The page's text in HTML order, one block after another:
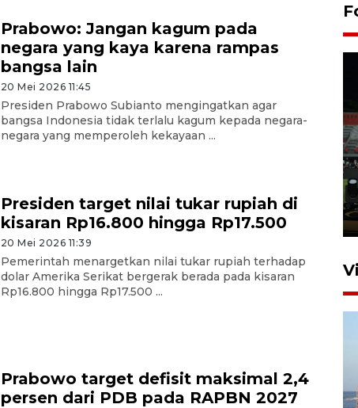
Prabowo: Jangan kagum pada
negara yang kaya karena rampas
bangsa lain
20 Mei 2026 11:45
Presiden Prabowo Subianto mengingatkan agar
bangsa Indonesia tidak terlalu kagum kepada negara-
negara yang memperoleh kekayaan ...
Presiden target nilai tukar rupiah di
kisaran Rp16.800 hingga Rp17.500
20 Mei 2026 11:39
Pemerintah menargetkan nilai tukar rupiah terhadap
dolar Amerika Serikat bergerak berada pada kisaran
Rp16.800 hingga Rp17.500 ...
Prabowo target defisit maksimal 2,4
persen dari PDB pada RAPBN 2027
Tiga matra TNI unjuk
latihan di Kepri
5 Agustus 2026 16:28